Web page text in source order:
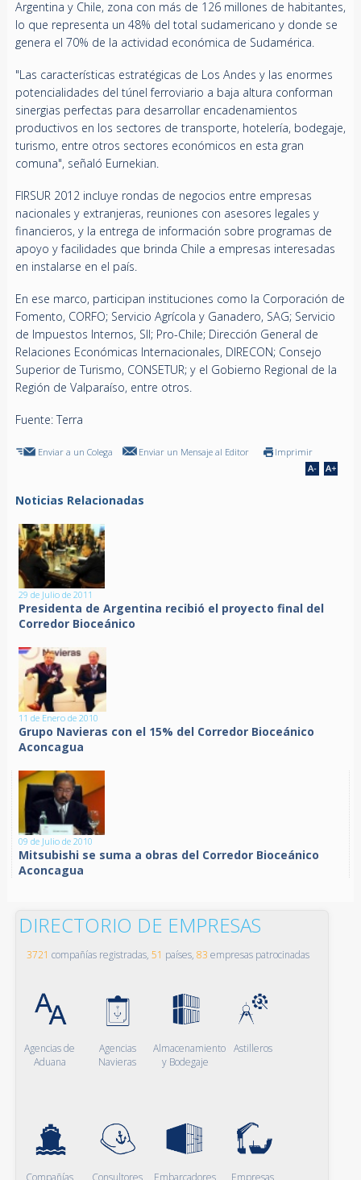
Argentina y Chile, zona con más de 126 millones de habitantes,
lo que representa un 48% del total sudamericano y donde se
genera el 70% de la actividad económica de Sudamérica.
"Las características estratégicas de Los Andes y las enormes
potencialidades del túnel ferroviario a baja altura conforman
sinergias perfectas para desarrollar encadenamientos
productivos en los sectores de transporte, hotelería, bodegaje,
turismo, entre otros sectores económicos en esta gran
comuna", señaló Eurnekian.
FIRSUR 2012 incluye rondas de negocios entre empresas
nacionales y extranjeras, reuniones con asesores legales y
financieros, y la entrega de información sobre programas de
apoyo y facilidades que brinda Chile a empresas interesadas
en instalarse en el país.
En ese marco, participan instituciones como la Corporación de
Fomento, CORFO; Servicio Agrícola y Ganadero, SAG; Servicio
de Impuestos Internos, SII; Pro-Chile; Dirección General de
Relaciones Económicas Internacionales, DIRECON; Consejo
Superior de Turismo, CONSETUR; y el Gobierno Regional de la
Región de Valparaíso, entre otros.
Fuente: Terra
Enviar a un Colega Enviar un Mensaje al Editor Imprimir
Noticias Relacionadas
29 de Julio de 2011
Presidenta de Argentina recibió el proyecto final del
Corredor Bioceánico
11 de Enero de 2010
Grupo Navieras con el 15% del Corredor Bioceánico
Aconcagua
09 de Julio de 2010
Mitsubishi se suma a obras del Corredor Bioceánico
Aconcagua
DIRECTORIO DE EMPRESAS
3721 compañías registradas, 51 países, 83 empresas patrocinadas
Agencias de
Aduana
Agencias
Navieras
Almacenamiento
y Bodegaje
Astilleros